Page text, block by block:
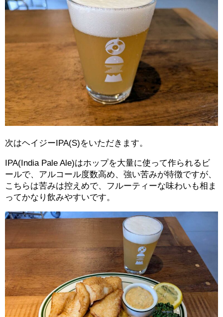
次はヘイジーIPA(S)をいただきます。
IPA(India Pale Ale)はホップを大量に使って作られるビ
ールで、アルコール度数高め、強い苦みが特徴ですが、
こちらは苦みは控えめで、フルーティーな味わいも相ま
ってかなり飲みやすいです。